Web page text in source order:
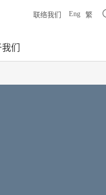
联络我们 Eng 繁
们